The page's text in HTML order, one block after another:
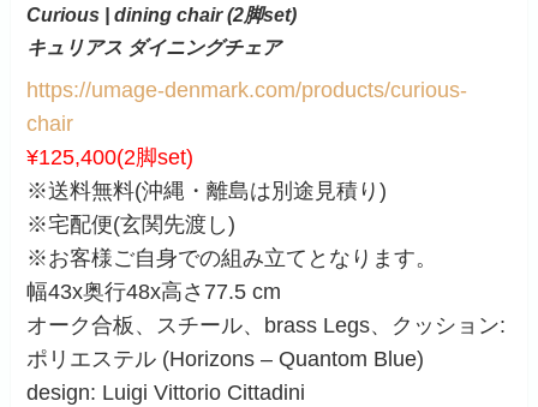
Curious | dining chair (2脚set)
キュリアス ダイニングチェア
https://umage-denmark.com/products/curious-
chair
¥125,400(2脚set)
※送料無料(沖縄・離島は別途見積り)
※宅配便(玄関先渡し)
※お客様ご自身での組み立てとなります。
幅43x奥行48x高さ77.5 cm
オーク合板、スチール、brass Legs、クッション:
ポリエステル (Horizons – Quantom Blue)
design: Luigi Vittorio Cittadini